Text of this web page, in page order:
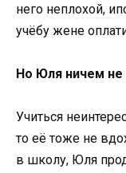
него неплохой,
учёбу жене
Но Юля ничем не
Учиться
то её тоже не
в школу, Юля